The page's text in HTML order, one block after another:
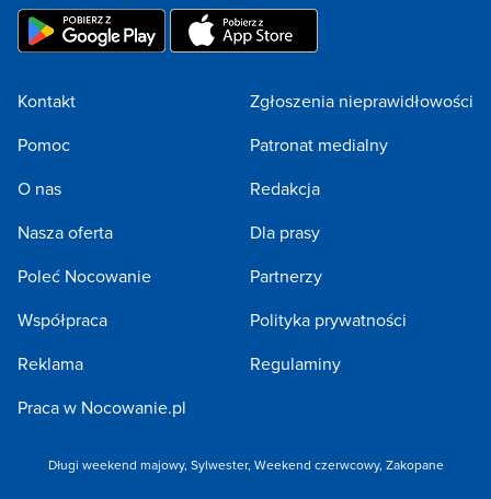
Kontakt
Pomoc
O nas
Nasza oferta
Poleć Nocowanie
Współpraca
Reklama
Praca w Nocowanie.pl
Zgłoszenia nieprawidłowości
Patronat medialny
Redakcja
Dla prasy
Partnerzy
Polityka prywatności
Regulaminy
Długi weekend majowy, Sylwester, Weekend czerwcowy, Zakopane